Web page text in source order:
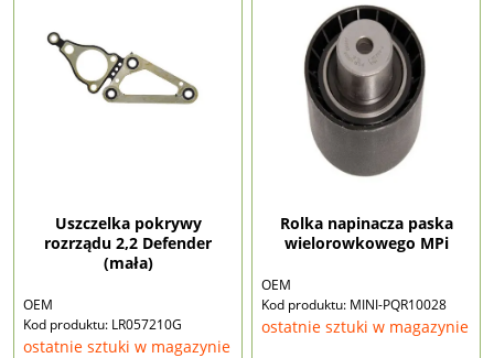
Uszczelka pokrywy
rozrządu 2,2 Defender
(mała)
OEM
Kod produktu: LR057210G
ostatnie sztuki w magazynie
Rolka napinacza paska
wielorowkowego MPi
OEM
Kod produktu: MINI-PQR10028
ostatnie sztuki w magazynie